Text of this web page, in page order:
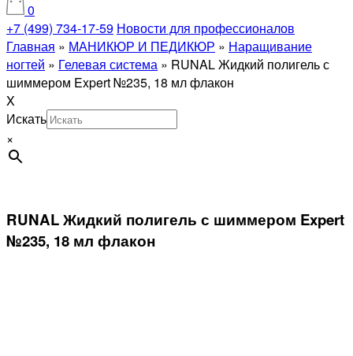
0
+7 (499) 734-17-59 Новости для профессионалов
Главная » МАНИКЮР И ПЕДИКЮР » Наращивание
ногтей » Гелевая система » RUNAL Жидкий полигель с
шиммером Expert №235, 18 мл флакон
X
Искать
×
RUNAL Жидкий полигель с шиммером Expert
№235, 18 мл флакон